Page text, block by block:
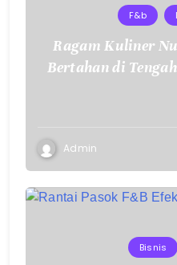
F&b
Ragam Kuliner
Bertahan di
Admin
Bisnis